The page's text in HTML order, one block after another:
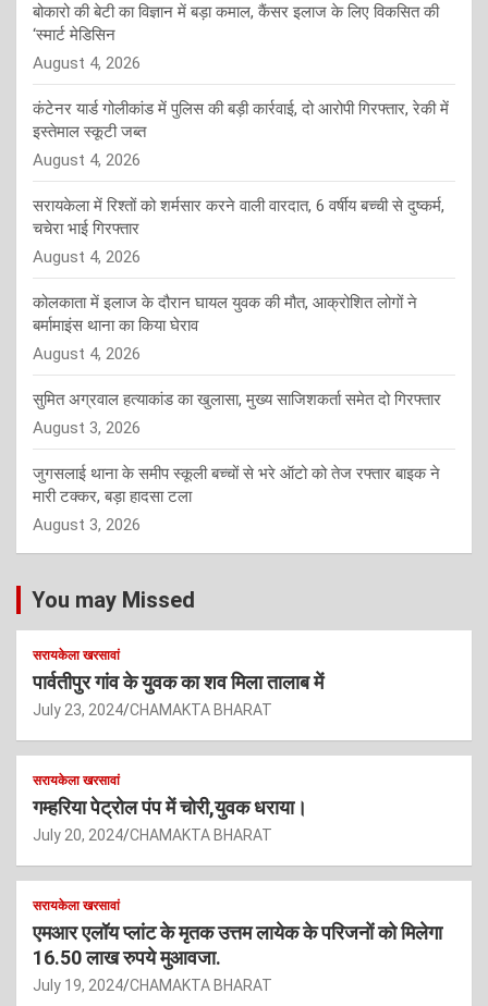
बोकारो की बेटी का विज्ञान में बड़ा कमाल, कैंसर इलाज के लिए विकसित की
‘स्मार्ट मेडिसिन
August 4, 2026
कंटेनर यार्ड गोलीकांड में पुलिस की बड़ी कार्रवाई, दो आरोपी गिरफ्तार, रेकी में
इस्तेमाल स्कूटी जब्त
August 4, 2026
सरायकेला में रिश्तों को शर्मसार करने वाली वारदात, 6 वर्षीय बच्ची से दुष्कर्म,
चचेरा भाई गिरफ्तार
August 4, 2026
कोलकाता में इलाज के दौरान घायल युवक की मौत, आक्रोशित लोगों ने
बर्मामाइंस थाना का किया घेराव
August 4, 2026
सुमित अग्रवाल हत्याकांड का खुलासा, मुख्य साजिशकर्ता समेत दो गिरफ्तार
August 3, 2026
जुगसलाई थाना के समीप स्कूली बच्चों से भरे ऑटो को तेज रफ्तार बाइक ने
मारी टक्कर, बड़ा हादसा टला
August 3, 2026
You may Missed
सरायकेला खरसावां
पार्वतीपुर गांव के युवक का शव मिला तालाब में
July 23, 2024 CHAMAKTA BHARAT
सरायकेला खरसावां
गम्हरिया पेट्रोल पंप में चोरी,युवक धराया।
July 20, 2024 CHAMAKTA BHARAT
सरायकेला खरसावां
एमआर एलॉय प्लांट के मृतक उत्तम लायेक के परिजनों को मिलेगा
16.50 लाख रुपये मुआवजा.
July 19, 2024 CHAMAKTA BHARAT